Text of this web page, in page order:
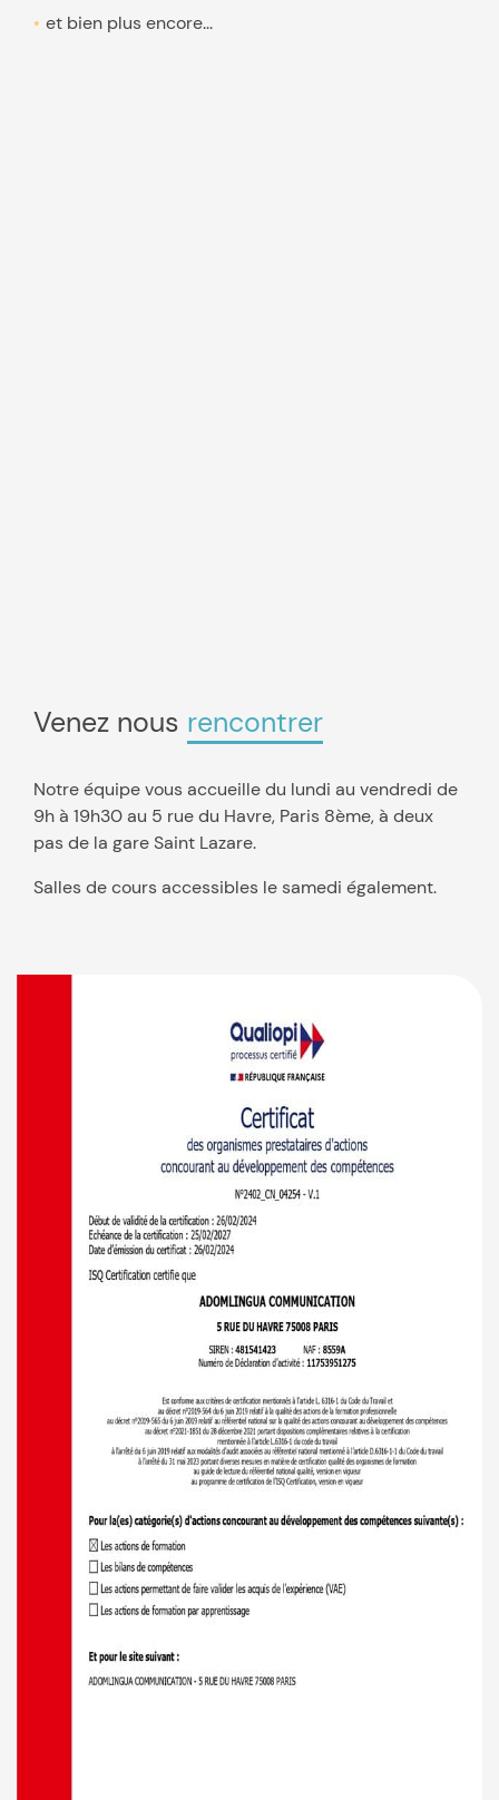
et bien plus encore...
Venez nous rencontrer
Notre équipe vous accueille du lundi au vendredi de
9h à 19h30 au 5 rue du Havre, Paris 8ème, à deux
pas de la gare Saint Lazare.
Salles de cours accessibles le samedi également.